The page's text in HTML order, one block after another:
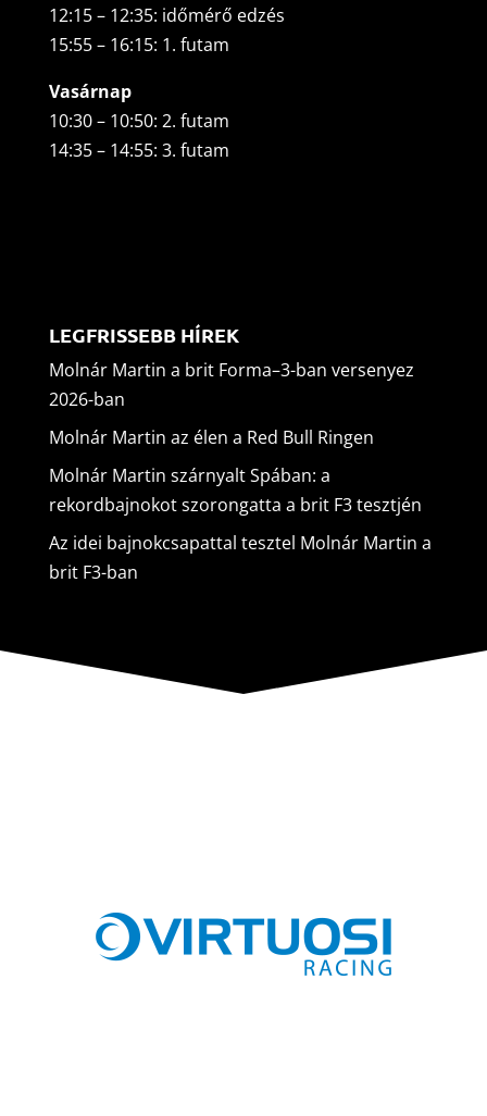
12:15 – 12:35: időmérő edzés
15:55 – 16:15: 1. futam
Vasárnap
10:30 – 10:50: 2. futam
14:35 – 14:55: 3. futam
LEGFRISSEBB HÍREK
Molnár Martin a brit Forma–3-ban versenyez
2026-ban
Molnár Martin az élen a Red Bull Ringen
Molnár Martin szárnyalt Spában: a
rekordbajnokot szorongatta a brit F3 tesztjén
Az idei bajnokcsapattal tesztel Molnár Martin a
brit F3-ban